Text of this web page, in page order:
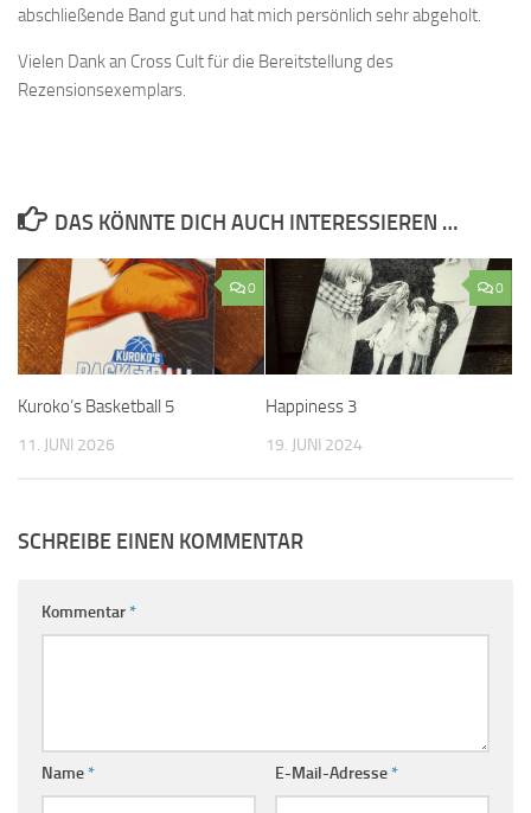
abschließende Band gut und hat mich persönlich sehr abgeholt.
Vielen Dank an Cross Cult für die Bereitstellung des
Rezensionsexemplars.
DAS KÖNNTE DICH AUCH INTERESSIEREN …
0
Kuroko‘s Basketball 5
11. JUNI 2026
0
Happiness 3
19. JUNI 2024
SCHREIBE EINEN KOMMENTAR
Kommentar*
Name* E-Mail-Adresse*